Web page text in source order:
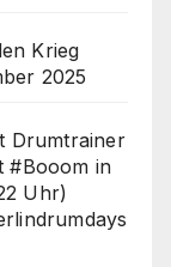
Krieg
2025
Drumtrainer
#Booom in
Uhr)